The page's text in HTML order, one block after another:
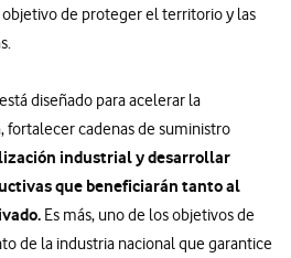
de proteger el territorio y las
diseñado para acelerar la
cadenas de suministro
industrial y desarrollar
que beneficiarán tanto al
Es más, uno de los objetivos de
de la industria nacional que garantice